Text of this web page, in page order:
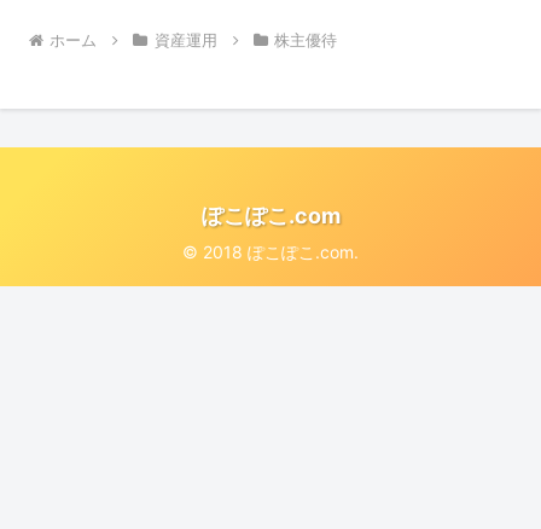
ホーム 資産運用 株主優待
ぽこぽこ.com
© 2018 ぽこぽこ.com.